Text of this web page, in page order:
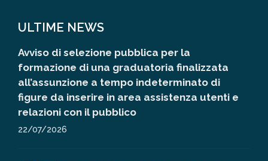
ULTIME NEWS
Avviso di selezione pubblica per la
formazione di una graduatoria finalizzata
all’assunzione a tempo indeterminato di
figure da inserire in area assistenza utenti e
relazioni con il pubblico
22/07/2026